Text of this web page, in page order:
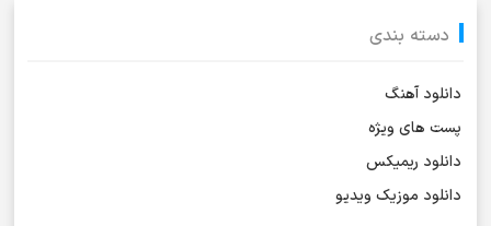
دسته بندی
دانلود آهنگ
پست های ویژه
دانلود ریمیکس
دانلود موزیک ویدیو